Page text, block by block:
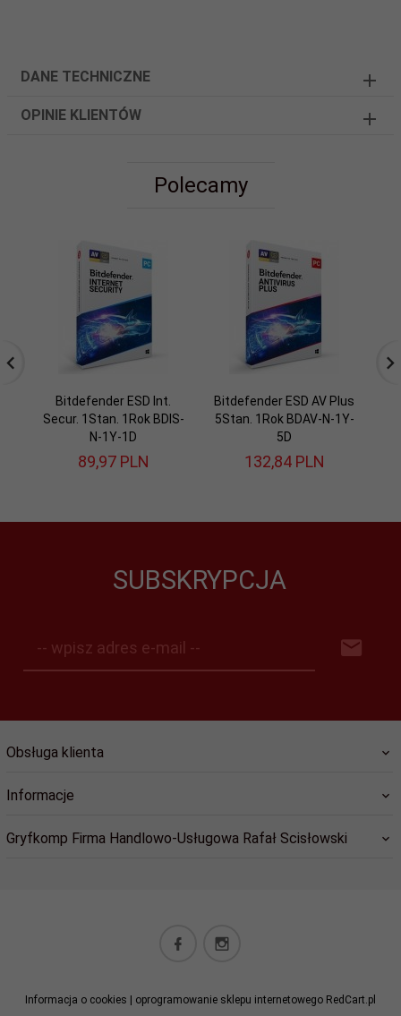
DANE TECHNICZNE
OPINIE KLIENTÓW
Polecamy
Bitdefender ESD Int.
Secur. 1Stan. 1Rok BDIS-
N-1Y-1D
89,97 PLN
Bitdefender ESD AV Plus
5Stan. 1Rok BDAV-N-1Y-
5D
132,84 PLN
SUBSKRYPCJA
-- wpisz adres e-mail --
Obsługa klienta
Informacje
Gryfkomp Firma Handlowo-Usługowa Rafał Scisłowski
Informacja o cookies | oprogramowanie sklepu internetowego RedCart.pl